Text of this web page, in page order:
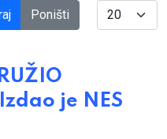
Poništi Display #
je NES